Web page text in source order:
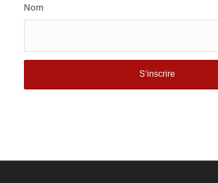
Nom